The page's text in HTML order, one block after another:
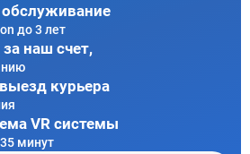
обслуживание
до 3 лет
наш счет,
курьера
VR системы
минут